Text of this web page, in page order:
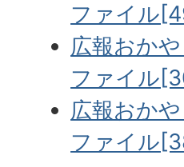
ファイル
広報おか
ファイル
広報おか
ファイル